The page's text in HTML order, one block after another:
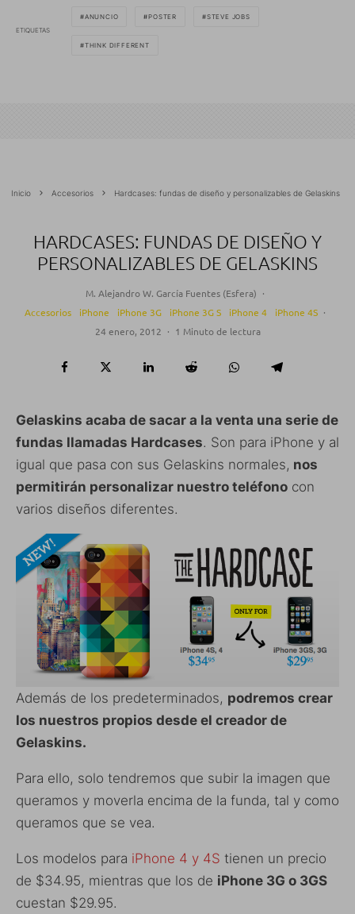
ETIQUETAS
ANUNCIO POSTER STEVE JOBS
THINK DIFFERENT
Inicio Accesorios Hardcases: fundas de diseño y personalizables de Gelaskins
HARDCASES: FUNDAS DE DISEÑO Y
PERSONALIZABLES DE GELASKINS
M. Alejandro W. García Fuentes (Esfera) ·
Accesorios
iPhone iPhone 3G iPhone 3G S iPhone 4 iPhone 4S ·
24 enero, 2012 · 1 Minuto de lectura
Gelaskins acaba de sacar a la venta una serie de
fundas llamadas Hardcases. Son para iPhone y al
igual que pasa con sus Gelaskins normales, nos
permitirán personalizar nuestro teléfono con
varios diseños diferentes.
Además de los predeterminados, podremos crear
los nuestros propios desde el creador de
Gelaskins.
Para ello, solo tendremos que subir la imagen que
queramos y moverla encima de la funda, tal y como
queramos que se vea.
Los modelos para iPhone 4 y 4S tienen un precio
de $34.95, mientras que los de iPhone 3G o 3GS
cuestan $29.95.